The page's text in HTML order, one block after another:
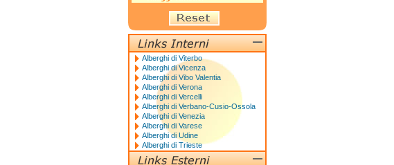
Alberghi di Viterbo
Alberghi di Vicenza
Alberghi di Vibo Valentia
Alberghi di Verona
Alberghi di Vercelli
Alberghi di Verbano-Cusio-Ossola
Alberghi di Venezia
Alberghi di Varese
Alberghi di Udine
Alberghi di Trieste